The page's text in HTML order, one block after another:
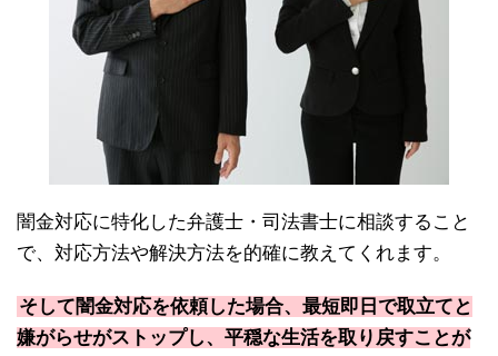
闇金対応に特化した弁護士・司法書士に相談すること
で、対応方法や解決方法を的確に教えてくれます。
そして闇金対応を依頼した場合、最短即日で取立てと
嫌がらせがストップし、平穏な生活を取り戻すことが